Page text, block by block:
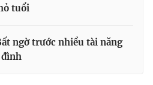
tuổi
ngờ trước nhiều tài năng
đình